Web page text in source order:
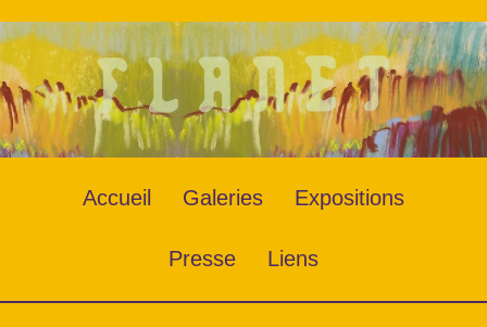
Accueil Galeries Expositions
Presse Liens